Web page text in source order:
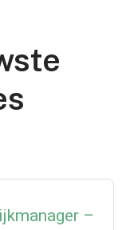
–